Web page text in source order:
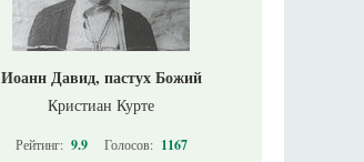
Иоанн Давид, пастух Божий
Кристиан Курте
Рейтинг: 9.9 Голосов: 1167